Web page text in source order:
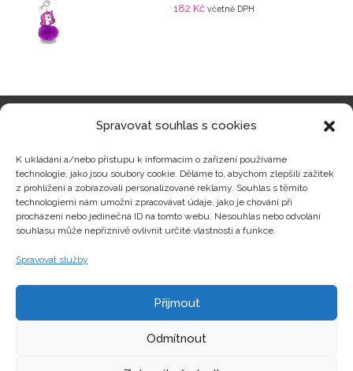
Spravovat souhlas s cookies
K ukládání a/nebo přístupu k informacím o zařízení používáme
technologie, jako jsou soubory cookie. Děláme to, abychom zlepšili zážitek
z prohlížení a zobrazovali personalizované reklamy. Souhlas s těmito
technologiemi nám umožní zpracovávat údaje, jako je chování při
procházení nebo jedinečná ID na tomto webu. Nesouhlas nebo odvolání
souhlasu může nepříznivě ovlivnit určité vlastnosti a funkce.
Spravovat služby
Přijmout
Odmítnout
182 Kč včetně DPH
Zajímavosti
Kontakty